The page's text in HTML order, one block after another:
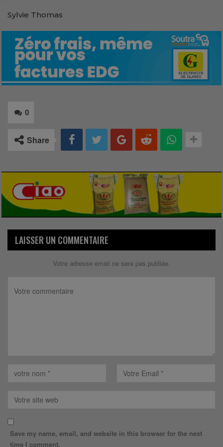
Sylvie Thomas
0
Share
LAISSER UN COMMENTAIRE
Votre adresse email ne sera pas publiée.
Save my name, email, and website in this browser for the next
time I comment.